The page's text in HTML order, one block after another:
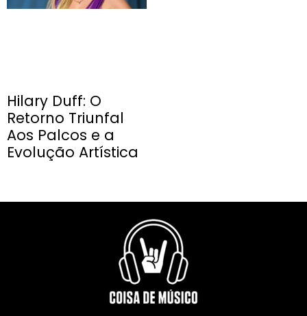
Hilary Duff: O
Retorno Triunfal
Aos Palcos e a
Evolução Artística